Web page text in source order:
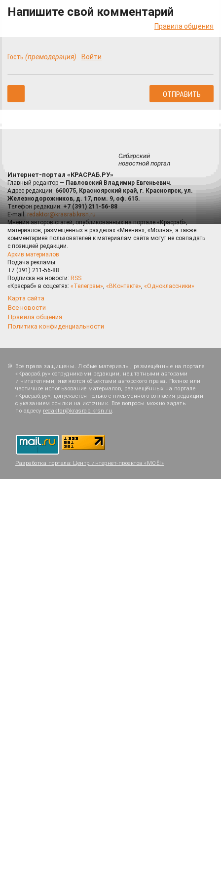
Напишите свой комментарий
Правила общения
Гость (премодерация) Войти
Сибирский
новостной портал
Интернет-портал «КРАСРАБ.РУ»
Главный редактор — Павловский Владимир Евгеньевич.
Адрес редакции: 660075, Красноярский край, г. Красноярск, ул.
Железнодорожников, д. 17, пом. 9, оф. 615.
Телефон редакции: +7 (391) 211-56-88
E-mail: redaktor@krasrab.krsn.ru
Мнения авторов статей, опубликованных на портале «Красраб»,
материалов, размещённых в разделах «Мнения», «Молва», а также
комментариев пользователей к материалам сайта могут не совпадать
с позицией редакции.
Архив материалов
Подача рекламы:
+7 (391) 211-56-88
Подписка на новости: RSS
«Красраб» в соцсетях: «Телеграм», «ВКонтакте», «Одноклассники»
Карта сайта
Все новости
Правила общения
Политика конфиденциальности
Все права защищены. Любые материалы, размещённые на портале
«Красраб.ру» сотрудниками редакции, нештатными авторами
и читателями, являются объектами авторского права. Полное или
частичное использование материалов, размещённых на портале
«Красраб.ру», допускается только с письменного согласия редакции
с указанием ссылки на источник. Все вопросы можно задать
по адресу redaktor@krasrab.krsn.ru.
Разработка портала: Центр интернет-проектов «МОЁ!»